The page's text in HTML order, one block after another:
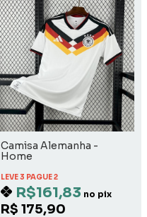
Camisa Alemanha -
Home
LEVE 3 PAGUE 2
R$161,83 no pix
R$ 175,90